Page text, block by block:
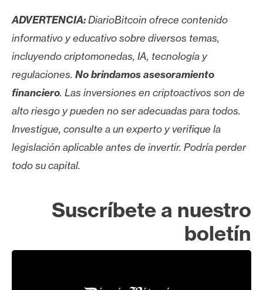
ADVERTENCIA:DiarioBitcoin ofrece contenido
informativo y educativo sobre diversos temas,
incluyendo criptomonedas, IA, tecnología y
regulaciones. No brindamos asesoramiento
financiero. Las inversiones en criptoactivos son de
alto riesgo y pueden no ser adecuadas para todos.
Investigue, consulte a un experto y verifique la
legislación aplicable antes de invertir. Podría perder
todo su capital.
Suscríbete a nuestro
boletín